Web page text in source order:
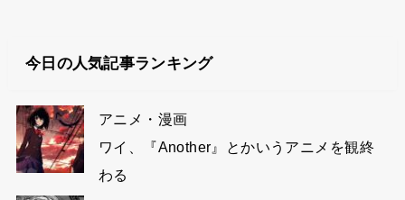
今日の人気記事ランキング
アニメ・漫画
ワイ、『Another』とかいうアニメを観終
わる